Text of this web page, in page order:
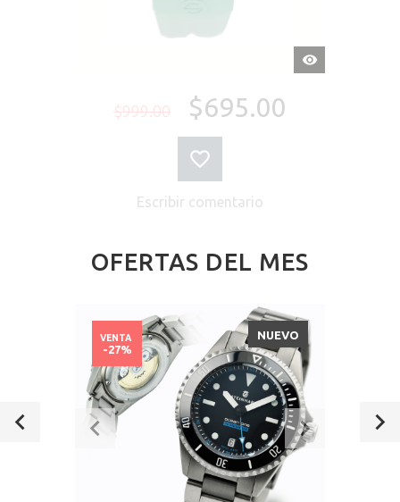
VISTA
RÁPIDA
$999.00 $695.00
Escribir comentario
OFERTAS DEL MES
NUEVO
VENTA
-27%